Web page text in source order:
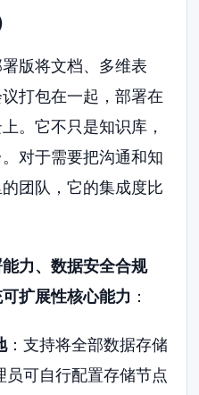
版将文档、多维表
打包在一起，部署在
。它不只是知识库，
对于需要把沟通和知
团队，它的集成度比
力、数据安全合规
扩展性核心能力 ：
：支持将全部数据存储
可自行配置存储节点